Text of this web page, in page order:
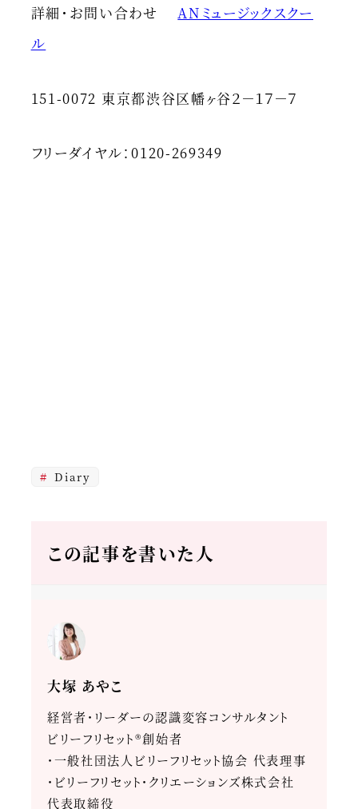
詳細・お問い合わせANミュージックスクー
ル
151-0072 東京都渋谷区幡ヶ谷２－１７－７
フリーダイヤル：0120-269349
Diary
この記事を書いた人
大塚 あやこ
経営者・リーダーの認識変容コンサルタント
ビリーフリセット®創始者
・一般社団法人ビリーフリセット協会 代表理事
・ビリーフリセット・クリエーションズ株式会社
代表取締役